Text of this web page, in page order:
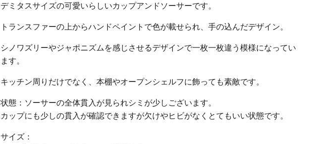
デミタスサイズの可愛いらしいカップアンドソーサーです。
トランスファーの上からハンドペイントで色が載せられ、手の込んだデザイン。
シノワズリーやジャポニズムを感じさせるデザインで一枚一枚違う模様になってい
ます。
キッチン周りだけでなく、本棚やオープンシェルフに飾っても素敵です。
状態：ソーサーの全体貫入が見られシミが少しございます。
カップにも少しの貫入が確認できますが欠けやヒビがなくとてもいい状態です。
サイズ：